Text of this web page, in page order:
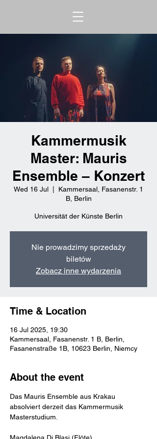
Kammermusik
Master: Mauris
Ensemble – Konzert
Wed 16 Jul
Kammersaal, Fasanenstr. 1
B, Berlin
Universität der Künste Berlin
Nie prowadzimy sprzedaży
biletów
Zobacz inne wydarzenia
Time & Location
16 Jul 2025, 19:30
Kammersaal, Fasanenstr. 1 B, Berlin,
Fasanenstraße 1B, 10623 Berlin, Niemcy
About the event
Das Mauris Ensemble aus Krakau
absolviert derzeit das Kammermusik
Masterstudium.